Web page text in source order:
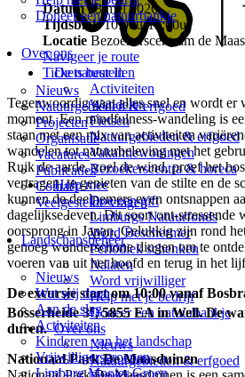
Doneer een natuurbankje
Over ons
Nieuws
Natuurgebieden & erfgoed
Projecten
Organisatie
Vacatures
Publicaties
Contact
Veelgestelde vragen
Landschapsbeheer
Nieuws
Wat wij doen
Aan de slag
Activiteiten
Kinderen van het landschap
Vrijwilligersgroepen
Limburg Mooier Groen
De natuur in
Activiteiten
Wandelen
Fietsen
Natuurgebieden & erfgoed
Vakantiewoningen
Bezoekerscentra & horeca
Help mee
Doe een gift
Limburgs Natuurfonds
Word Beschermer
Periodiek schenken
Nalaten
Word vrijwilliger
Help met je bedrijf
Doneer een natuurbankje
Over ons
Nieuws
Natuurgebieden & erfgoed
Datum 23 mei 2026
Tijdsblok 10:00u-12:00u
Locatie Bezoekerscentrum de
Navigeer je route
Tickets bestellen
Tegenwoordig gaat alles snel en wordt er
moment. Een mindfulness-wandeling is
staan met een mix van activiteiten
wandelen tot natuurbeleving met het
Ruik de aarde, voel de wind, proef het
vertragen, te genieten van de stilte en de
kunnen de deelnemers even ontsnappen
dagelijkse leven. Dit soort ont-stressende
oorsprong in Japan. Gelukkig zijn rond
genoeg wonderschone dingen om te
voeren van uit het hoofd en terug in het
De excursie start om 10:00 vanaf
Bosserheide 3e, 5855 EA in Well. De
duren.
Nationaal Park De Maasduinen